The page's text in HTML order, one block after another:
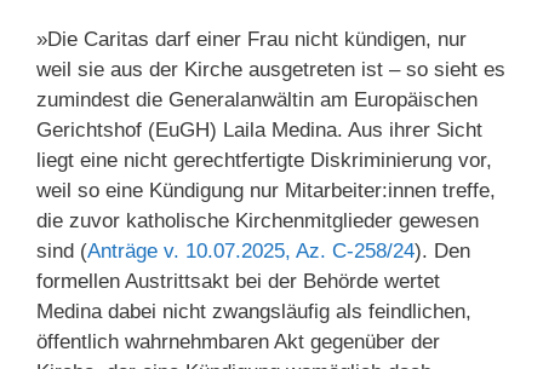
»Die Caritas darf einer Frau nicht kündigen, nur
weil sie aus der Kirche ausgetreten ist – so sieht es
zumindest die Generalanwältin am Europäischen
Gerichtshof (EuGH) Laila Medina. Aus ihrer Sicht
liegt eine nicht gerechtfertigte Diskriminierung vor,
weil so eine Kündigung nur Mitarbeiter:innen treffe,
die zuvor katholische Kirchenmitglieder gewesen
sind (Anträge v. 10.07.2025, Az. C-258/24). Den
formellen Austrittsakt bei der Behörde wertet
Medina dabei nicht zwangsläufig als feindlichen,
öffentlich wahrnehmbaren Akt gegenüber der